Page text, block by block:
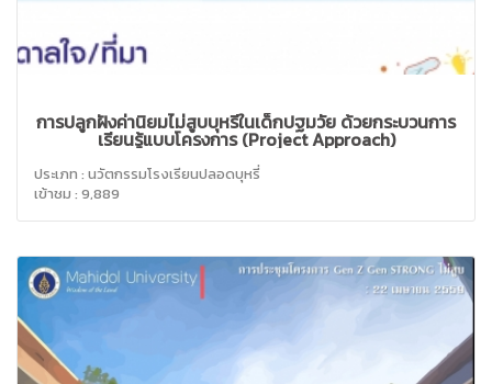
การปลูกฝังค่านิยมไม่สูบบุหรี่ในเด็กปฐมวัย ด้วยกระบวนการ
เรียนรู้แบบโครงการ (Project Approach)
ประเภท : นวัตกรรมโรงเรียนปลอดบุหรี่
เข้าชม : 9,889